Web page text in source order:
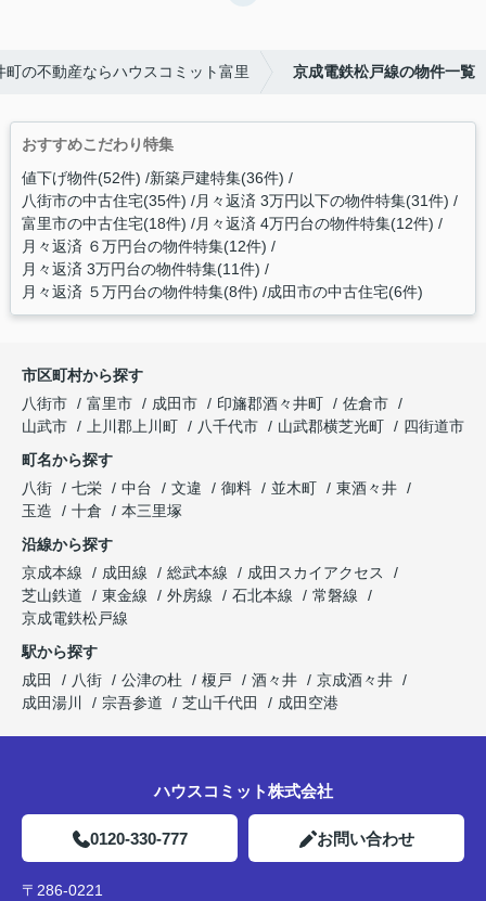
町の不動産ならハウスコミット富里 京成電鉄松戸線の物件一覧
おすすめこだわり特集
値下げ物件(52件) 新築戸建特集(36件)
八街市の中古住宅(35件) 月々返済 3万円以下の物件特集(31件)
富里市の中古住宅(18件) 月々返済 4万円台の物件特集(12件)
月々返済 ６万円台の物件特集(12件)
月々返済 3万円台の物件特集(11件)
月々返済 ５万円台の物件特集(8件) 成田市の中古住宅(6件)
市区町村から探す
八街市
富里市 成田市 印旛郡酒々井町
佐倉市
山武市
上川郡上川町 八千代市 山武郡横芝光町
四街道市
町名から探す
八街
七栄 中台 文違 御料 並木町
東酒々井
玉造
十倉
本三里塚
沿線から探す
京成本線
成田線 総武本線
成田スカイアクセス
芝山鉄道
東金線 外房線 石北本線
常磐線
京成電鉄松戸線
駅から探す
成田
八街 公津の杜 榎戸 酒々井
京成酒々井
成田湯川
宗吾参道 芝山千代田 成田空港
ハウスコミット株式会社
0120-330-777 お問い合わせ
〒286-0221